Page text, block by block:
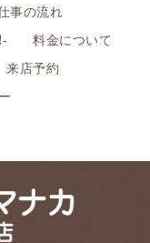
事の流れ
料金について
来店予約